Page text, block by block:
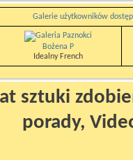
Galerie użytkowników
Bożena P
Idealny French
sztuki
porady,